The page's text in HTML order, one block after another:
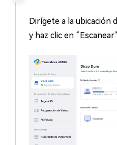
Dirígete a la ubicación
y haz clic en